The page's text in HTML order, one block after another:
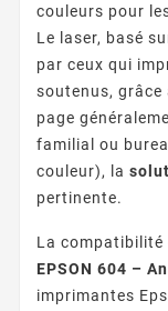
couleurs pour
Le laser, basé
par ceux qui
soutenus, grâce
page
familial ou
couleur), la
pertinente.
La compatibilité
EPSON 604 –
imprimantes